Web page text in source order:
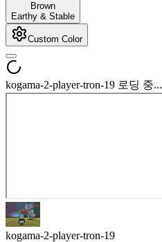
Brown
Earthy & Stable
Custom Color
kogama-2-player-tron-19 로딩 중...
kogama-2-player-tron-19